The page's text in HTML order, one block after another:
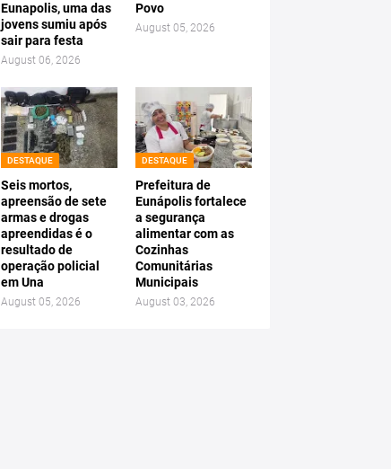
Eunapolis, uma das
jovens sumiu após
sair para festa
August 06, 2026
Povo
August 05, 2026
DESTAQUE
Seis mortos,
apreensão de sete
armas e drogas
apreendidas é o
resultado de
operação policial
em Una
August 05, 2026
DESTAQUE
Prefeitura de
Eunápolis fortalece
a segurança
alimentar com as
Cozinhas
Comunitárias
Municipais
August 03, 2026